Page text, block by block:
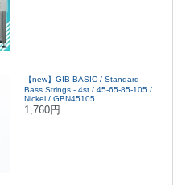
【new】GIB BASIC / Standard
Bass Strings - 4st / 45-65-85-105 /
Nickel / GBN45105
1,760円